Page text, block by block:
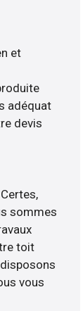
et
adéquat
devis
sommes
toit
vous